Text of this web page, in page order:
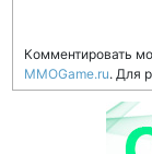
Комментировать
MMOGame.ru. Для